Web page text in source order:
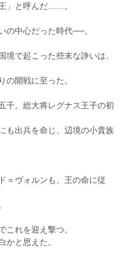
」と呼んだ……。
の中心だった時代──。
境で起こった些末な諍いは、
の開戦に至った。
千。総大将レグナス王子の初
も出兵を命じ、辺境の小貴族
＝ヴォルンも、王の命に従
これを迎え撃つ。
かと思えた。